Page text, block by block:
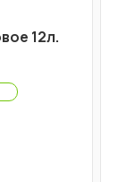
12л.